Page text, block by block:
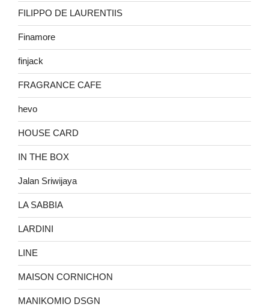
FILIPPO DE LAURENTIIS
Finamore
finjack
FRAGRANCE CAFE
hevo
HOUSE CARD
IN THE BOX
Jalan Sriwijaya
LA SABBIA
LARDINI
LINE
MAISON CORNICHON
MANIKOMIO DSGN